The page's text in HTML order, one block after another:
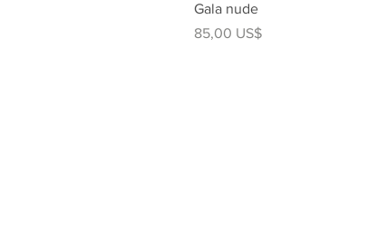
Gala nude
Precio
85,00 US$